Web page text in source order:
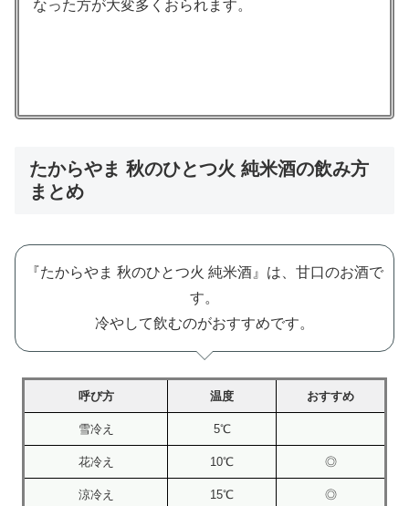
なった方が大変多くおられます。
たからやま 秋のひとつ火 純米酒の飲み方
まとめ
『たからやま 秋のひとつ火 純米酒』は、甘口のお酒で
す。
冷やして飲むのがおすすめです。
呼び方 温度 おすすめ
雪冷え 5℃
花冷え 10℃ ◎
涼冷え 15℃ ◎